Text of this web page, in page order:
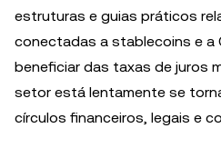
estruturas e guias práticos
conectadas a stablecoins e a
beneficiar das taxas de juros
setor está lentamente se
círculos financeiros, legais e